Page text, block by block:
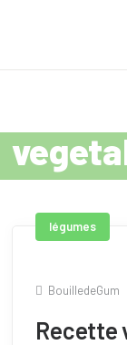
légumes
BouilledeGum
Recette